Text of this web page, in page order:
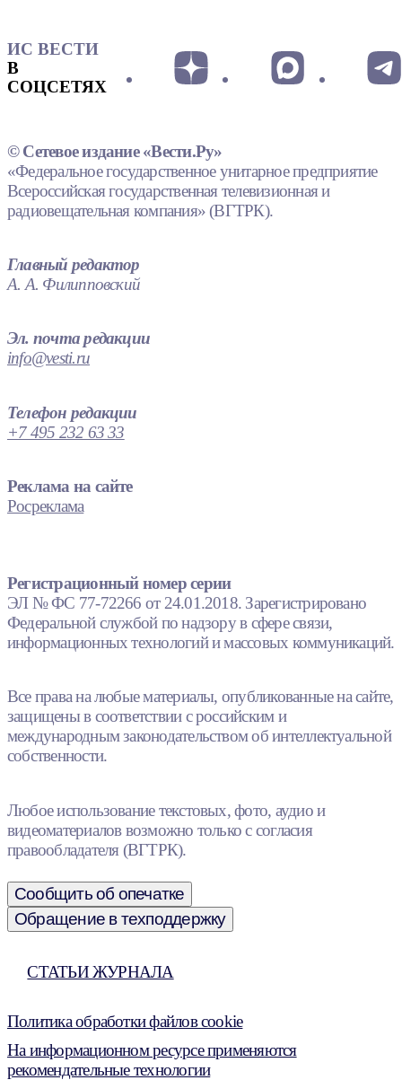
ИС ВЕСТИ
В
СОЦСЕТЯХ
© Сетевое издание «Вести.Ру»
«Федеральное государственное унитарное предприятие
Всероссийская государственная телевизионная и
радиовещательная компания» (ВГТРК).
Главный редактор
А. А. Филипповский
Эл. почта редакции
info@vesti.ru
Телефон редакции
+7 495 232 63 33
Реклама на сайте
Росреклама
Регистрационный номер серии
ЭЛ № ФС 77-72266 от 24.01.2018. Зарегистрировано
Федеральной службой по надзору в сфере связи,
информационных технологий и массовых коммуникаций.
Все права на любые материалы, опубликованные на сайте,
защищены в соответствии с российским и
международным законодательством об интеллектуальной
собственности.
Любое использование текстовых, фото, аудио и
видеоматериалов возможно только с согласия
правообладателя (ВГТРК).
Сообщить об опечатке
Обращение в техподдержку
СТАТЬИ ЖУРНАЛА
Политика обработки файлов cookie
На информационном ресурсе применяются
рекомендательные технологии